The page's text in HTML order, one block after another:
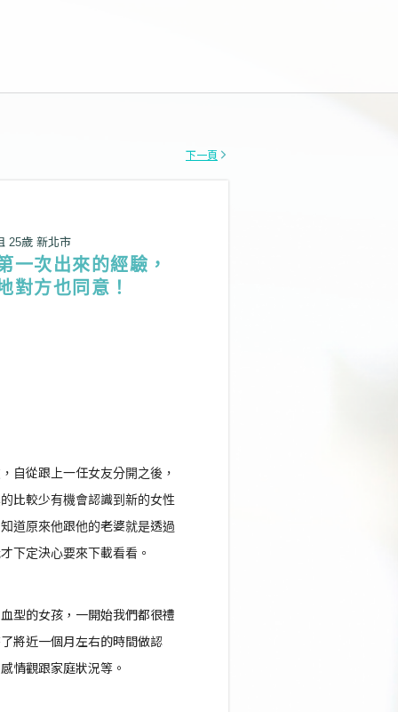
下一頁
25歲 新北市
一次出來的經驗，
對方也同意！
自從跟上一任女友分開之後，
比較少有機會認識到新的女性
道原來他跟他的老婆就是透過
下定決心要來下載看看。
型的女孩，一開始我們都很禮
將近一個月左右的時間做認
情觀跟家庭狀況等。